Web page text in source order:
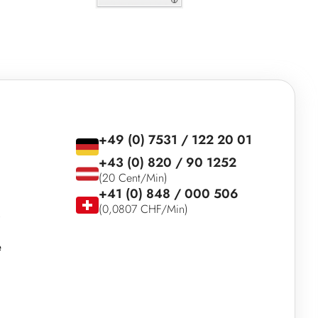
+49 (0) 7531 / 122 20 01
+43 (0) 820 / 90 1252
(20 Cent/Min)
+41 (0) 848 / 000 506
(0,0807 CHF/Min)